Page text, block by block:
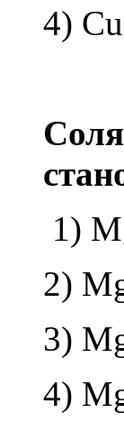
4) Cu
1)
2)
3)
4)